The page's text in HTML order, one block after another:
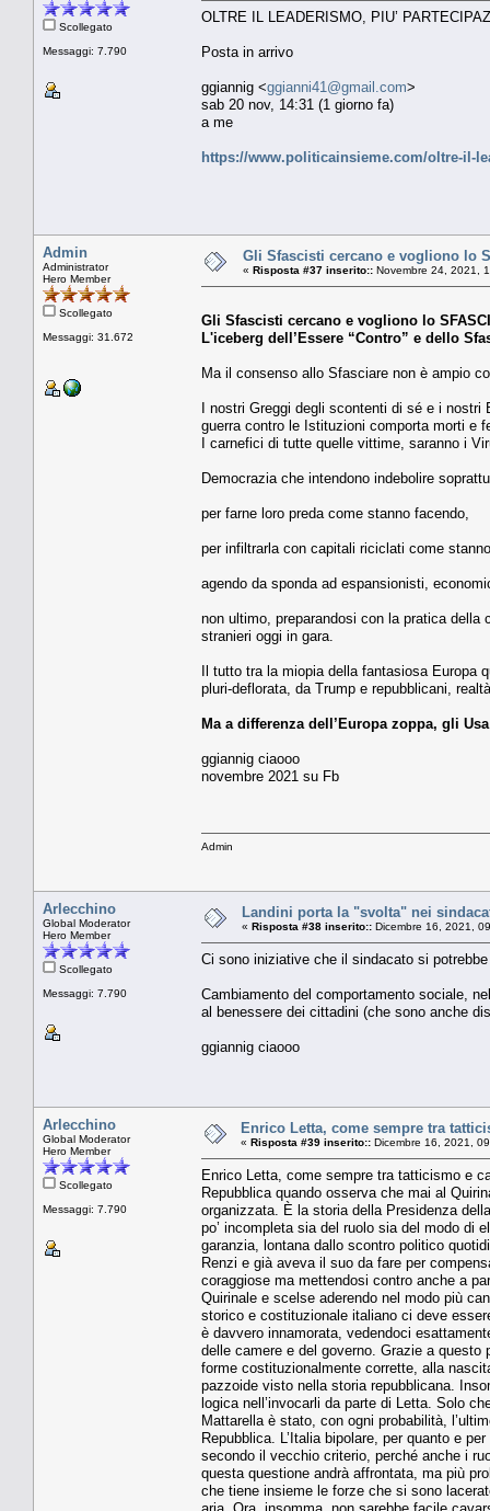
Scollegato
Messaggi: 7.790
OLTRE IL LEADERISMO, PIU’
Posta in arrivo
ggiannig <ggianni41@gmail.com>
sab 20 nov, 14:31 (1 giorno fa)
a me
https://www.politicainsieme.com/oltre-il-
Admin
Administrator
Hero Member
Scollegato
Messaggi: 31.672
Gli Sfascisti cercano e vogliono lo
« Risposta #37 inserito:: Novembre 24, 2021,
Gli Sfascisti cercano e vogliono lo
L'iceberg dell’Essere “Contro” e dello
Ma il consenso allo Sfasciare non è ampio
I nostri Greggi degli scontenti di sé e i
guerra contro le Istituzioni comporta morti e
I carnefici di tutte quelle vittime, saranno i
Democrazia che intendono indebolire
per farne loro preda come stanno facendo,
per infiltrarla con capitali riciclati come
agendo da sponda ad espansionisti,
non ultimo, preparandosi con la pratica
stranieri oggi in gara.
Il tutto tra la miopia della fantasiosa Europa
pluri-deflorata, da Trump e repubblicani,
Ma a differenza dell’Europa zoppa, gli
ggiannig ciaooo
novembre 2021 su Fb
Admin
Arlecchino
Global Moderator
Hero Member
Scollegato
Messaggi: 7.790
Landini porta la "svolta" nei
« Risposta #38 inserito:: Dicembre 16, 2021,
Ci sono iniziative che il sindacato si
Cambiamento del comportamento sociale,
al benessere dei cittadini (che sono anche
ggiannig ciaooo
Arlecchino
Global Moderator
Hero Member
Scollegato
Messaggi: 7.790
Enrico Letta, come sempre tra
« Risposta #39 inserito:: Dicembre 16, 2021,
Enrico Letta, come sempre tra tatticismo e
Repubblica quando osserva che mai al
organizzata. È la storia della Presidenza
po’ incompleta sia del ruolo sia del modo di
garanzia, lontana dallo scontro politico
Renzi e già aveva il suo da fare per
coraggiose ma mettendosi contro anche a
Quirinale e scelse aderendo nel modo più
storico e costituzionale italiano ci deve
è davvero innamorata, vedendoci
delle camere e del governo. Grazie a
forme costituzionalmente corrette, alla
pazzoide visto nella storia repubblicana.
logica nell’invocarli da parte di Letta. Solo
Mattarella è stato, con ogni probabilità,
Repubblica. L’Italia bipolare, per quanto e
secondo il vecchio criterio, perché anche i
questa questione andrà affrontata, ma più
che tiene insieme le forze che si sono